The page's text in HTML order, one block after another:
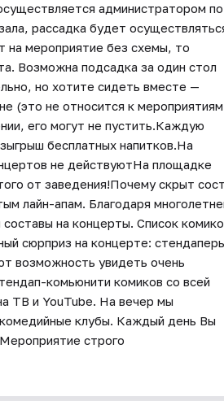
администратором по
рассадка будет
на мероприятие без схемы, то
Возможна подсадка за один стол
но хотите сидеть вместе —
(это не относится к
его могут не пустить.Каждую
бесплатных напитков.На
не действуютНа площадке
от заведения!Почему скрыт
лайн-апам. Благодаря
на концерты. Список
сюрприз на концерте:
возможность увидеть очень
комьюнити комиков со всей
ТВ и YouTube. На вечер мы
клубы. Каждый день Вы
строго